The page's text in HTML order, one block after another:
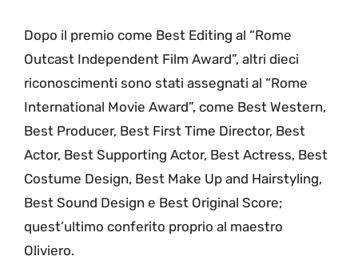
Dopo il premio come Best Editing al “Rome
Outcast Independent Film Award”, altri dieci
riconoscimenti sono stati assegnati al “Rome
International Movie Award”, come Best Western,
Best Producer, Best First Time Director, Best
Actor, Best Supporting Actor, Best Actress, Best
Costume Design, Best Make Up and Hairstyling,
Best Sound Design e Best Original Score;
quest’ultimo conferito proprio al maestro
Oliviero.